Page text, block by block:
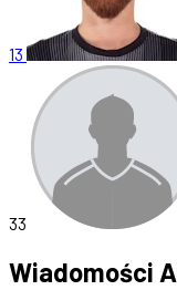
13
33
Wiadomości